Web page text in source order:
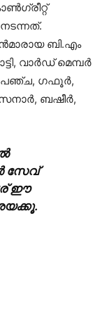
ബി.എം
വാർഡ് മെമ്പർ
പഞ്ച, ഗഫൂർ,
ബഷീർ,
സേവ്
ഈ